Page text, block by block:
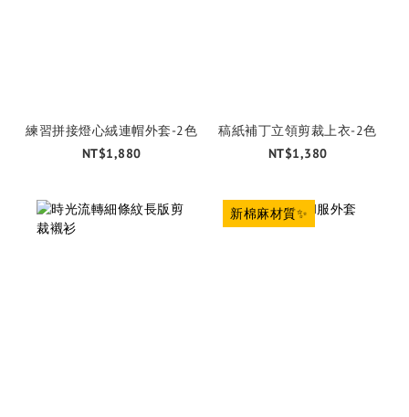
練習拼接燈心絨連帽外套-2色
NT$1,880
稿紙補丁立領剪裁上衣-2色
NT$1,380
新棉麻材質✨